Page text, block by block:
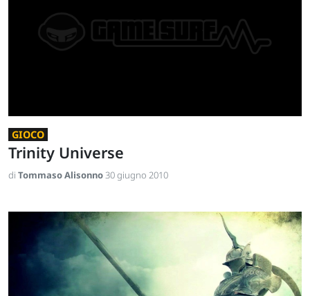
GIOCO
Trinity Universe
di Tommaso Alisonno30 giugno 2010